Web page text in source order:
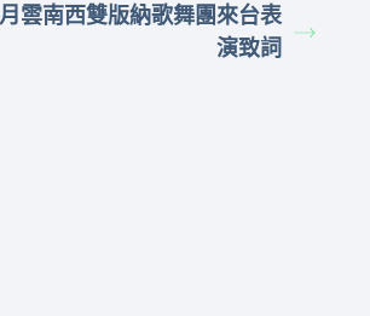
雲南西雙版納歌舞團來台表
演致詞